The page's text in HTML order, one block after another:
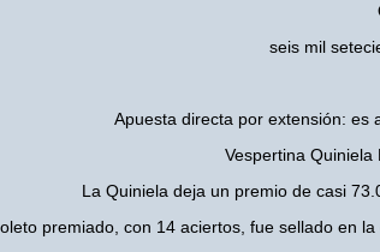
seis mil
Apuesta directa por extensión: es
Vespertina
La Quiniela deja un premio de casi
premiado, con 14 aciertos, fue sellado en